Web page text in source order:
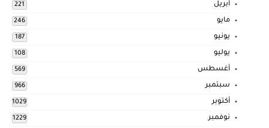
أبريل 221
مايو 246
يونيو 187
يوليو 108
أغسطس 569
سبتمبر 966
أكتوبر 1029
نوفمبر 1229